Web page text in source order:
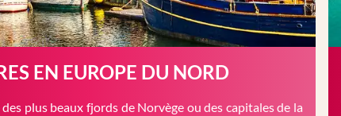
EN EUROPE DU NORD
plus beaux fjords de Norvège ou des capitales de la